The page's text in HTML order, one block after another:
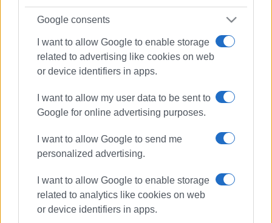
Google consents
I want to allow Google to enable storage
related to advertising like cookies on web
or device identifiers in apps.
I want to allow my user data to be sent to
Google for online advertising purposes.
I want to allow Google to send me
personalized advertising.
I want to allow Google to enable storage
related to analytics like cookies on web
or device identifiers in apps.